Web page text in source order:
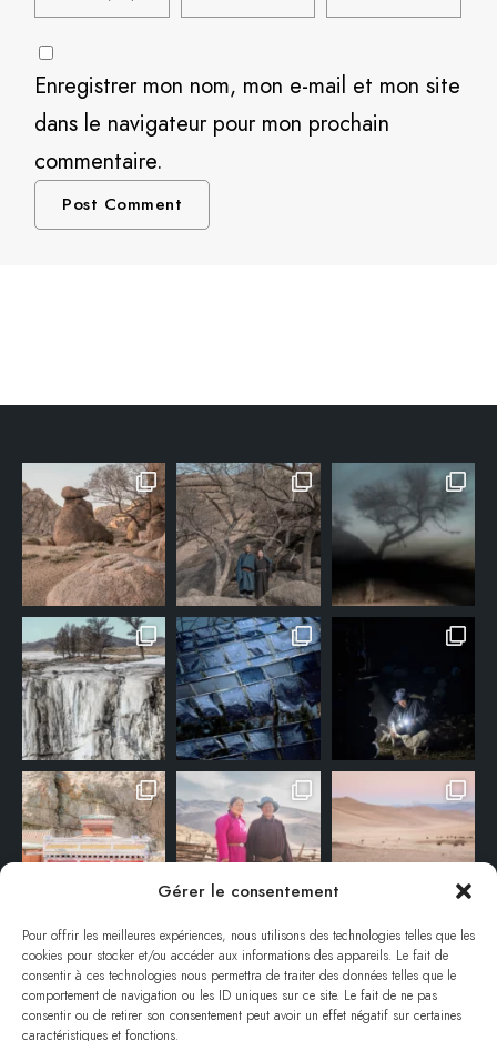
Gérer le consentement
Pour offrir les meilleures expériences, nous utilisons des technologies telles que les
cookies pour stocker et/ou accéder aux informations des appareils. Le fait de
consentir à ces technologies nous permettra de traiter des données telles que le
comportement de navigation ou les ID uniques sur ce site. Le fait de ne pas
consentir ou de retirer son consentement peut avoir un effet négatif sur certaines
caractéristiques et fonctions.
Enregistrer mon nom, mon e-mail et mon site
dans le navigateur pour mon prochain
commentaire.